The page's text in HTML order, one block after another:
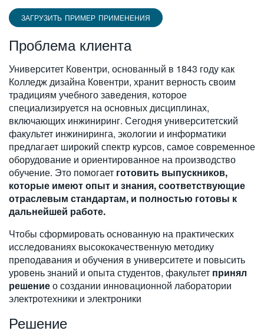
ЗАГРУЗИТЬ ПРИМЕР ПРИМЕНЕНИЯ
Проблема клиента
Университет Ковентри, основанный в 1843 году как
Колледж дизайна Ковентри, хранит верность своим
традициям учебного заведения, которое
специализируется на основных дисциплинах,
включающих инжиниринг. Сегодня университетский
факультет инжиниринга, экологии и информатики
предлагает широкий спектр курсов, самое современное
оборудование и ориентированное на производство
обучение. Это помогает готовить выпускников,
которые имеют опыт и знания, соответствующие
отраслевым стандартам, и полностью готовы к
дальнейшей работе.
Чтобы сформировать основанную на практических
исследованиях высококачественную методику
преподавания и обучения в университете и повысить
уровень знаний и опыта студентов, факультет принял
решениео создании инновационной лаборатории
электротехники и электроники
Решение